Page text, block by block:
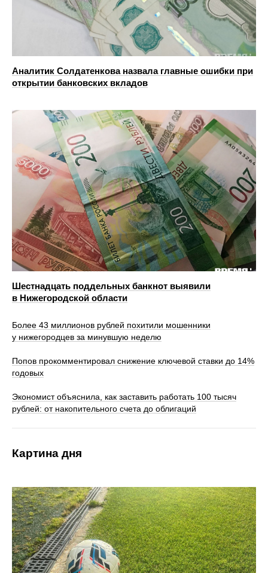
Аналитик Солдатенкова назвала главные ошибки при
открытии банковских вкладов
Шестнадцать поддельных банкнот выявили
в Нижегородской области
Более 43 миллионов рублей похитили мошенники
у нижегородцев за минувшую неделю
Попов прокомментировал снижение ключевой ставки до 14%
годовых
Экономист объяснила, как заставить работать 100 тысяч
рублей: от накопительного счета до облигаций
Картина дня